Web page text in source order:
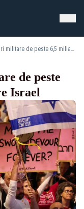
SUA aprobă vânzări militare de peste 6,5 miliarde de dolari către Israel
de peste
Israel